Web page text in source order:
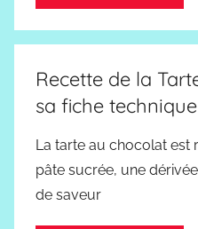
Recette de la
sa fiche
La tarte au chocolat est
pâte sucrée, une
de saveur